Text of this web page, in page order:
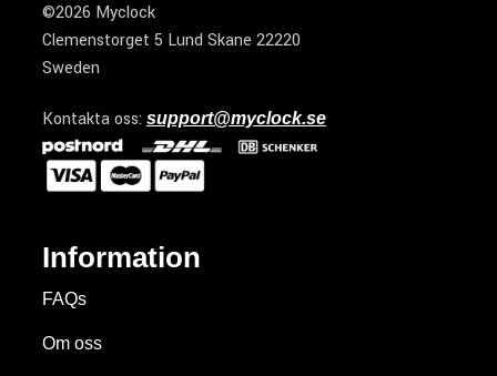
©2026 Myclock
Clemenstorget 5 Lund Skane 22220
Sweden
Kontakta oss: support@myclock.se
Information
FAQs
Om oss